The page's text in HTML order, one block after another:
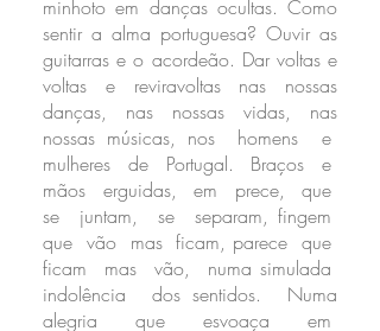
minhoto em danças ocultas. Como
sentir a alma portuguesa? Ouvir as
guitarras e o acordeão. Dar voltas e
voltas e reviravoltas nas nossas
danças, nas nossas vidas, nas
nossas músicas, nos homens e
mulheres de Portugal. Braços e
mãos erguidas, em prece, que
se juntam, se separam, fingem
que vão mas ficam, parece que
ficam mas vão, numa simulada
indolência dos sentidos. Numa
alegria que esvoaça em